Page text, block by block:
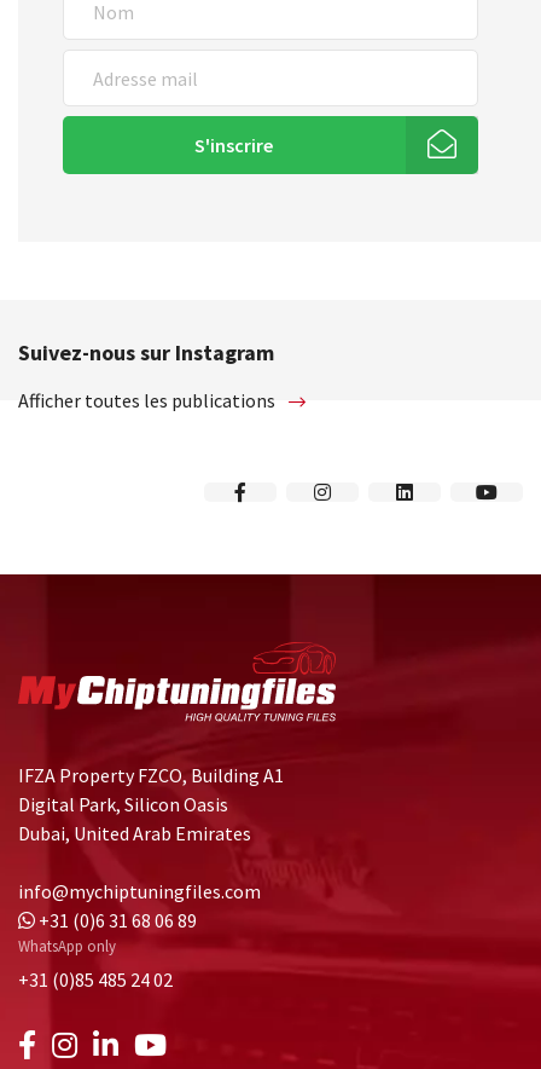
S'inscrire
Suivez-nous sur Instagram
Afficher toutes les publications
IFZA Property FZCO, Building A1
Digital Park, Silicon Oasis
Dubai, United Arab Emirates
info@mychiptuningfiles.com
+31 (0)6 31 68 06 89
WhatsApp only
+31 (0)85 485 24 02